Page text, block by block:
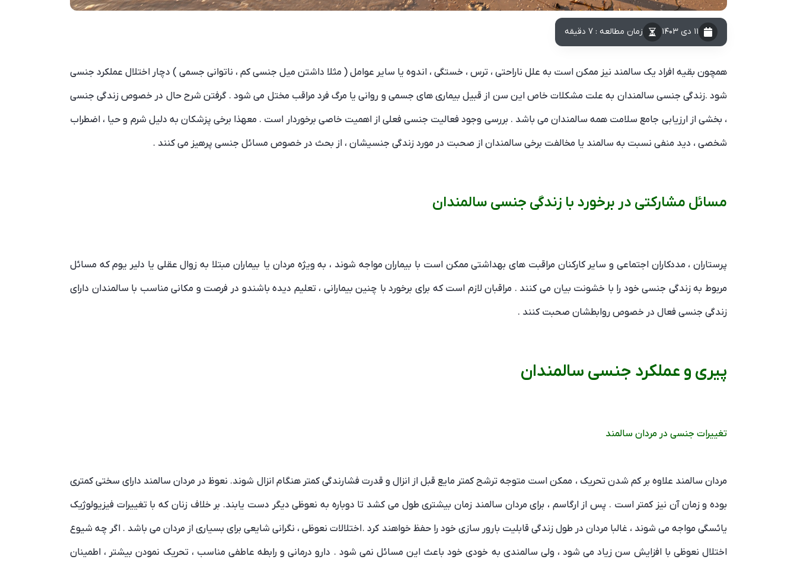
۱۱ دی ۱۴۰۳ زمان مطالعه : 7 دقیقه
همچون بقیه افراد یک سالمند نیز ممکن است به علل ناراحتی ، ترس ، خستگی ، اندوه یا سایر عوامل ( مثلا داشتن میل جنسی کم ، ناتوانی جسمی ) دچار اختلال عملکرد جنسی
شود .زندگی جنسی سالمندان به علت مشکلات خاص این سن از قبیل بیماری های جسمی و روانی یا مرگ فرد مراقب مختل می شود . گرفتن شرح حال در خصوص زندگی جنسی
، بخشی از ارزیابی جامع سلامت همه سالمندان می باشد . بررسی وجود فعالیت جنسی فعلی از اهمیت خاصی برخوردار است . معهذا برخی پزشکان به دلیل شرم و حیا ، اضطراب
شخصی ، دید منفی نسبت به سالمند یا مخالفت برخی سالمندان از صحبت در مورد زندگی جنسیشان ، از بحث در خصوص مسائل جنسی پرهیز می کنند .
مسائل مشارکتی در برخورد با زندگی جنسی سالمندان
پرستاران ، مددکاران اجتماعی و سایر کارکنان مراقبت های بهداشتی ممکن است با بیماران مواجه شوند ، به ویژه مردان یا بیماران مبتلا به زوال عقلی یا دلیر یوم که مسائل
مربوط به زندگی جنسی خود را با خشونت بیان می کنند . مراقبان لازم است که برای برخورد با چنین بیمارانی ، تعلیم دیده باشندو در فرصت و مکانی مناسب با سالمندان دارای
زندگی جنسی فعال در خصوص روابطشان صحبت کنند .
پیری و عملکرد جنسی سالمندان
تغییرات جنسی در مردان سالمند
مردان سالمند علاوه بر کم شدن تحریک ، ممکن است متوجه ترشح کمتر مایع قبل از انزال و قدرت فشارندگی کمتر هنگام انزال شوند. نعوظ در مردان سالمند دارای سختی کمتری
بوده و زمان آن نیز کمتر است . پس از ارگاسم ، برای مردان سالمند زمان بیشتری طول می کشد تا دوباره به نعوظی دیگر دست یابند. بر خلاف زنان که با تغییرات فیزیولوژیک
یائسگی مواجه می شوند ، غالبا مردان در طول زندگی قابلیت بارور سازی خود را حفظ خواهند کرد . اختلالات نعوظی ، نگرانی شایعی برای بسیاری از مردان می باشد . اگر چه شیوع
اختلال نعوظی با افزایش سن زیاد می شود ، ولی سالمندی به خودی خود باعث این مسائل نمی شود . دارو درمانی و رابطه عاطفی مناسب ، تحریک نمودن بیشتر ، اطمینان